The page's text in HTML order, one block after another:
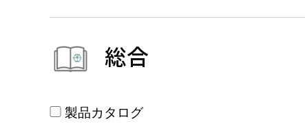
総合
製品カタログ